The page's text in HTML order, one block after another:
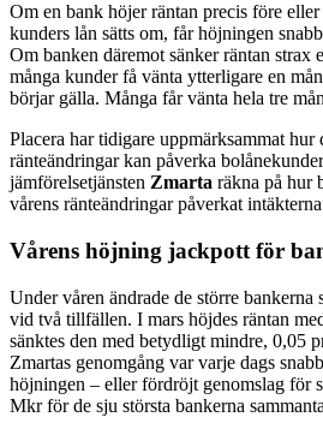
Om en bank höjer räntan precis före eller
kunders lån sätts om, får höjningen
Om banken däremot sänker räntan strax
många kunder få vänta ytterligare en
börjar gälla. Många får vänta hela tre
Placera har tidigare uppmärksammat hur
ränteändringar kan påverka
jämförelsetjänsten Zmarta räkna på hur
vårens ränteändringar påverkat
Vårens höjning jackpott för
Under våren ändrade de större bankerna
vid två tillfällen. I mars höjdes räntan
sänktes den med betydligt mindre, 0,05
Zmartas genomgång var varje dags
höjningen – eller fördröjt genomslag för
Mkr för de sju största bankerna